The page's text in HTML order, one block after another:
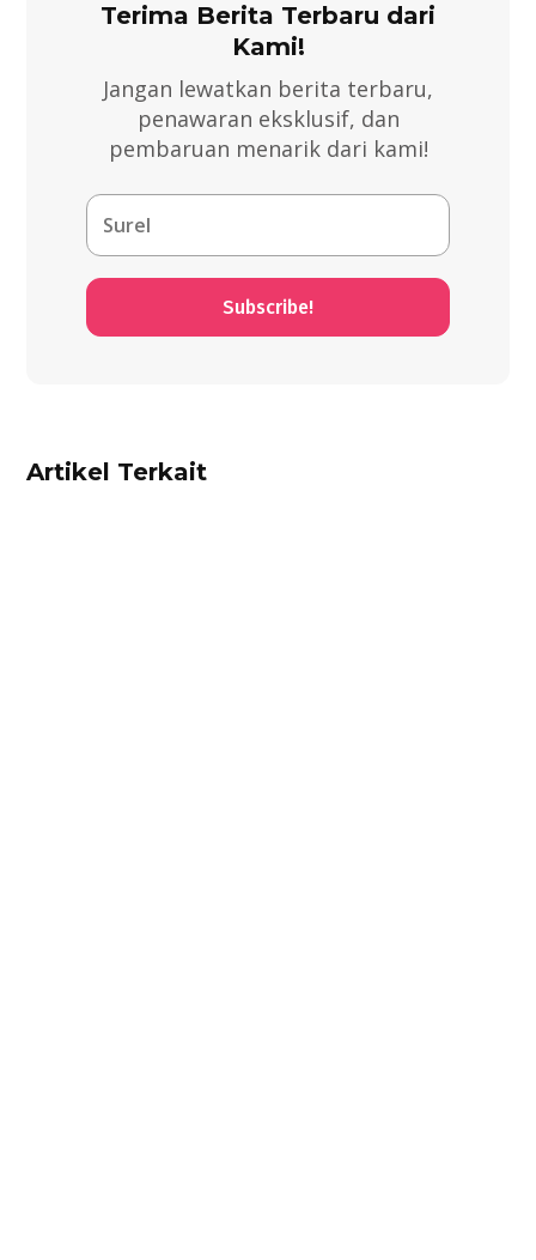
Terima Berita Terbaru dari
Kami!
Jangan lewatkan berita terbaru,
penawaran eksklusif, dan
pembaruan menarik dari kami!
Subscribe!
Artikel Terkait